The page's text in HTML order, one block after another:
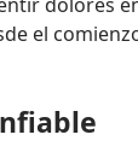
el